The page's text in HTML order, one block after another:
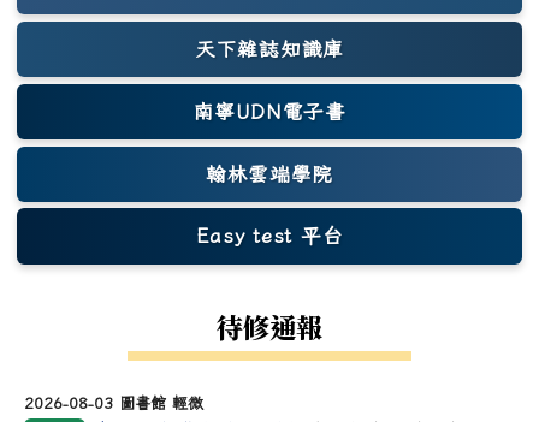
天下雜誌知識庫
(另開新視窗)
南寧UDN電子書
翰林雲端學院
Easy test 平台
(另開新視窗)
待修通報
2026-08-03 圖書館 輕微